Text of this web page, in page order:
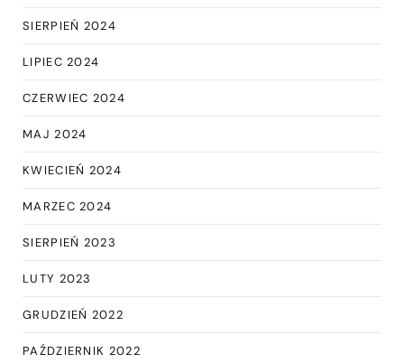
SIERPIEŃ 2024
LIPIEC 2024
CZERWIEC 2024
MAJ 2024
KWIECIEŃ 2024
MARZEC 2024
SIERPIEŃ 2023
LUTY 2023
GRUDZIEŃ 2022
PAŹDZIERNIK 2022